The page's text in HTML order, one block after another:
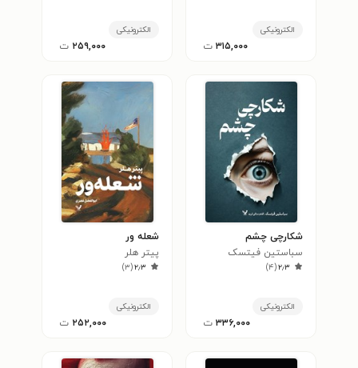
الکترونیکی
۳۱۵,۰۰۰ ت
الکترونیکی
۲۵۹,۰۰۰ ت
شکارچی چشم
سباستین فیتسک
۲٫۳(۴)
الکترونیکی
۳۳۶,۰۰۰ ت
شعله ور
پیتر هلر
۲٫۳(۳)
الکترونیکی
۲۵۲,۰۰۰ ت